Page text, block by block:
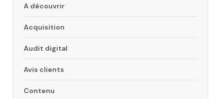
A découvrir
Acquisition
Audit digital
Avis clients
Contenu